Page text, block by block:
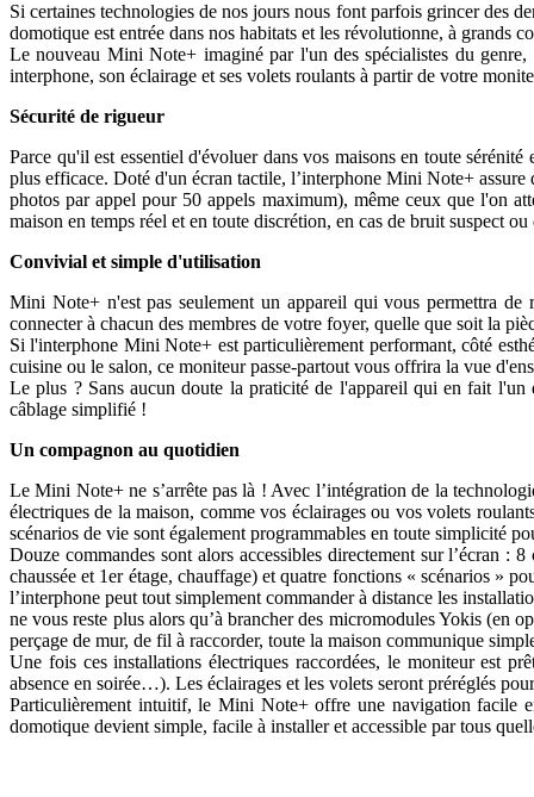
Si certaines technologies de nos jours nous font parfois grincer des
domotique est entrée dans nos habitats et les révolutionne, à grands
Le nouveau Mini Note+ imaginé par l'un des spécialistes du
interphone, son éclairage et ses volets roulants à partir de votre
Sécurité de rigueur
Parce qu'il est essentiel d'évoluer dans vos maisons en toute
plus efficace. Doté d'un écran tactile, l’interphone Mini Note+ assure
photos par appel pour 50 appels maximum), même ceux que l'on
maison en temps réel et en toute discrétion, en cas de bruit suspect ou
Convivial et simple d'utilisation
Mini Note+ n'est pas seulement un appareil qui vous permettra de
connecter à chacun des membres de votre foyer, quelle que soit la
Si l'interphone Mini Note+ est particulièrement performant, côté
cuisine ou le salon, ce moniteur passe-partout vous offrira la vue
Le plus ? Sans aucun doute la praticité de l'appareil qui en fait
câblage simplifié !
Un compagnon au quotidien
Le Mini Note+ ne s’arrête pas là ! Avec l’intégration de la
électriques de la maison, comme vos éclairages ou vos volets
scénarios de vie sont également programmables en toute simplicité
Douze commandes sont alors accessibles directement sur l’écran :
chaussée et 1er étage, chauffage) et quatre fonctions « scénarios »
l’interphone peut tout simplement commander à distance les
ne vous reste plus alors qu’à brancher des micromodules Yokis (en
perçage de mur, de fil à raccorder, toute la maison communique
Une fois ces installations électriques raccordées, le moniteur est
absence en soirée…). Les éclairages et les volets seront préréglés
Particulièrement intuitif, le Mini Note+ offre une navigation facile
domotique devient simple, facile à installer et accessible par tous